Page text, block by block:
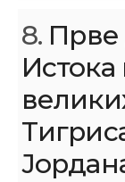
8. Прве
Истока